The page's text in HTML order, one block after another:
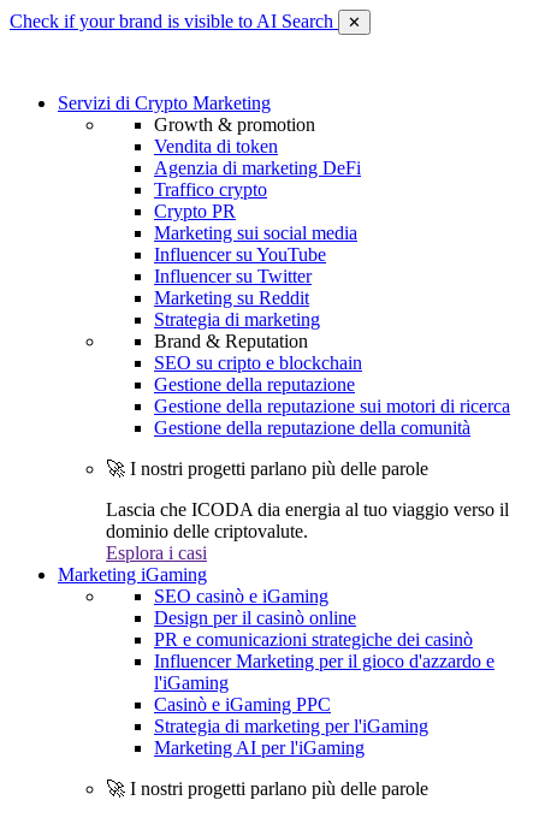
Check if your brand is visible to AI Search ✕
Servizi di Crypto Marketing
Growth & promotion
Vendita di token
Agenzia di marketing DeFi
Traffico crypto
Crypto PR
Marketing sui social media
Influencer su YouTube
Influencer su Twitter
Marketing su Reddit
Strategia di marketing
Brand & Reputation
SEO su cripto e blockchain
Gestione della reputazione
Gestione della reputazione sui motori di ricerca
Gestione della reputazione della comunità
🚀 I nostri progetti parlano più delle parole
Lascia che ICODA dia energia al tuo viaggio verso il
dominio delle criptovalute.
Esplora i casi
Marketing iGaming
SEO casinò e iGaming
Design per il casinò online
PR e comunicazioni strategiche dei casinò
Influencer Marketing per il gioco d'azzardo e
l'iGaming
Casinò e iGaming PPC
Strategia di marketing per l'iGaming
Marketing AI per l'iGaming
🚀 I nostri progetti parlano più delle parole